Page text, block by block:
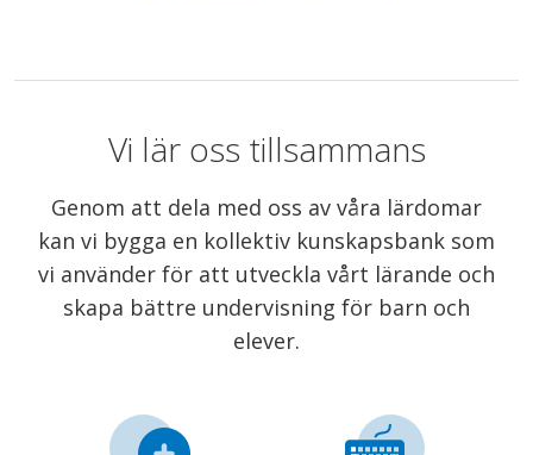
Vi lär oss tillsammans
Genom att dela med oss av våra lärdomar
kan vi bygga en kollektiv kunskapsbank som
vi använder för att utveckla vårt lärande och
skapa bättre undervisning för barn och
elever.